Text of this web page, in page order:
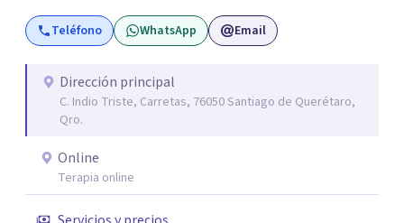
preocupa y lograr tus objetivos más pronto de lo que
imaginas. Contáctame por Wahtsapp. Puedo ayudarte.
Teléfono WhatsApp Email
Dirección principal
C. Indio Triste, Carretas, 76050 Santiago de Querétaro,
Qro.
Online
Terapia online